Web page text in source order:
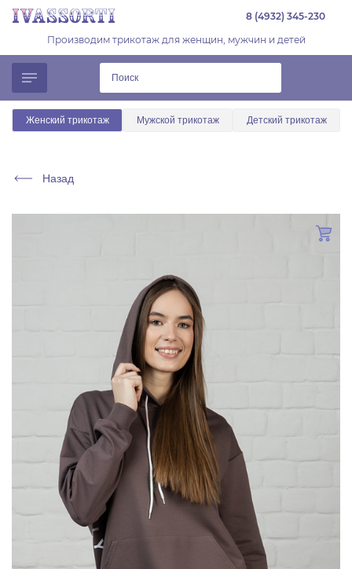
8 (4932) 345-230
Производим трикотаж для женщин, мужчин и детей
Женский трикотаж Мужской трикотаж Детский трикотаж
Назад